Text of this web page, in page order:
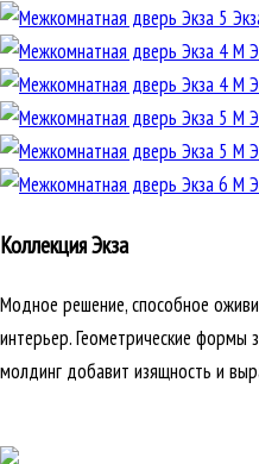
Коллекция Экза
Модное решение, способное
интерьер. Геометрические
молдинг добавит изящность и